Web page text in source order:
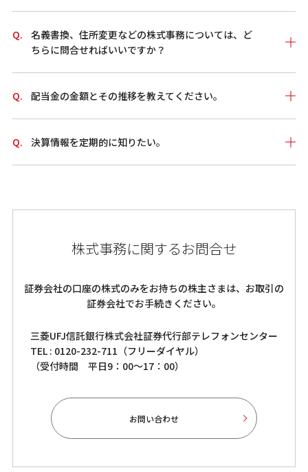
名義書換、住所変更などの株式事務については、ど
ちらに問合せればいいですか？
配当金の金額とその推移を教えてください。
決算情報を定期的に知りたい。
株式事務に関するお問合せ
証券会社の口座の株式のみをお持ちの株主さまは、お取引の
証券会社でお手続きください。
三菱UFJ信託銀行株式会社証券代行部テレフォンセンター
TEL : 0120-232-711（フリーダイヤル）
（受付時間 平日9：00～17：00）
お問い合わせ